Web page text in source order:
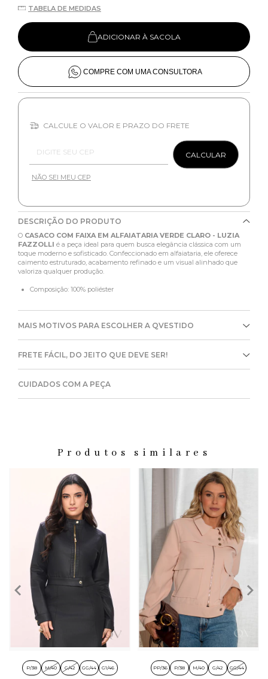
TABELA DE MEDIDAS
ADICIONAR À SACOLA
COMPRE COM UMA CONSULTORA
CALCULE O VALOR E PRAZO DO FRETE
CALCULAR
NÃO SEI MEU CEP
DESCRIÇÃO DO PRODUTO
O CASACO COM FAIXA EM ALFAIATARIA VERDE CLARO - LUZIA
FAZZOLLI é a peça ideal para quem busca elegância clássica com um
toque moderno e sofisticado. Confeccionado em alfaiataria, ele oferece
caimento estruturado, acabamento refinado e um visual alinhado que
valoriza qualquer produção.
Composição: 100% poliéster
MAIS MOTIVOS PARA ESCOLHER A QVESTIDO
FRETE FÁCIL, DO JEITO QUE DEVE SER!
CUIDADOS COM A PEÇA
Produtos similares
P/38 M/40 G/42 GG/44 G1/46 PP/36 P/38 M/40 G/42 GG/44